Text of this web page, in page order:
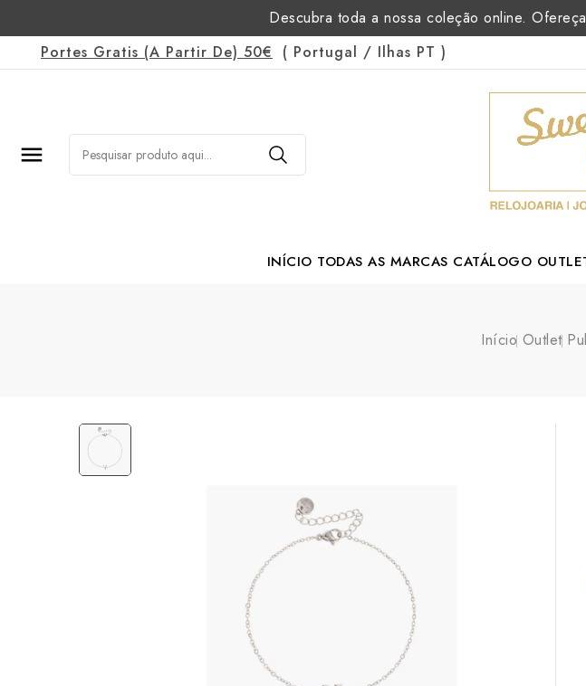
Descubra toda a nossa coleção online.
Portes Gratis (a Partir De) 50€ ( Portugal / Ilhas PT )

INÍCIO TODAS AS MARCAS CATÁLOGO
Início Outlet